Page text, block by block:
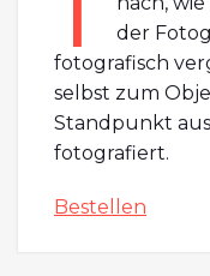
der
fotografisch
selbst zum
Standpunkt
fotografiert.
Bestellen